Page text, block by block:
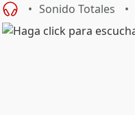
Sonido Totales